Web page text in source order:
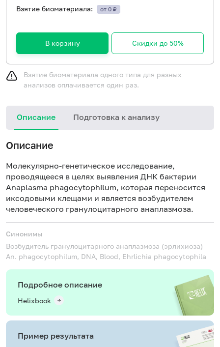
Взятие биоматериала: от 0 ₽
В корзину Скидки до 50%
Взятие биоматериала одного типа для разных
анализов оплачивается один раз.
Описание Подготовка к анализу
Описание
Молекулярно-генетическое исследование,
проводящееся в целях выявления ДНК бактерии
Anaplasma phagocytophilum, которая переносится
иксодовыми клещами и является возбудителем
человеческого гранулоцитарного анаплазмоза.
Синонимы
Возбудитель гранулоцитарного анаплазмоза (эрлихиоза)
An. phagocytophilum, DNA, Blood, Ehrlichia phagocytophila
Подробное описание
Helixbook
Пример результата